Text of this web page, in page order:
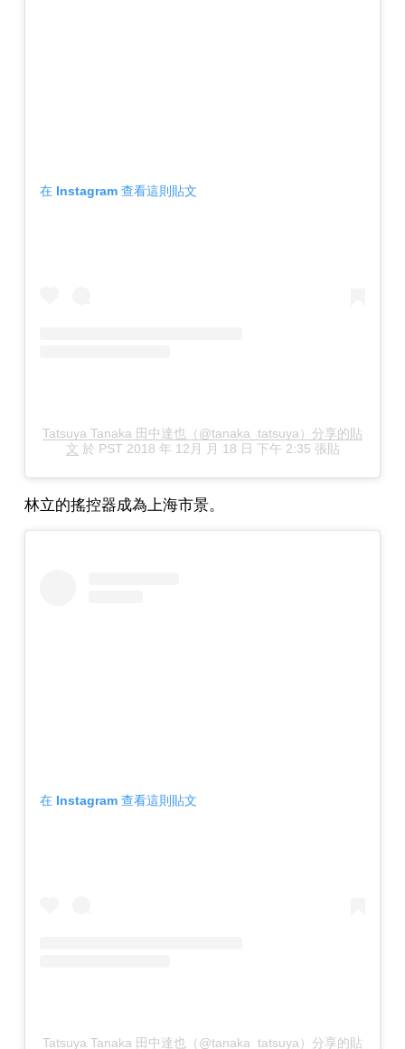
在 Instagram 查看這則貼文
Tatsuya Tanaka 田中達也（@tanaka_tatsuya）分享的貼
文 於 PST 2018 年 12月 月 18 日 下午 2:35 張貼
林立的搖控器成為上海市景。
在 Instagram 查看這則貼文
Tatsuya Tanaka 田中達也（@tanaka_tatsuya）分享的貼